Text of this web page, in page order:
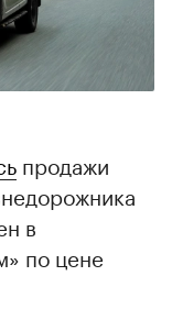
продажи
в
по цене